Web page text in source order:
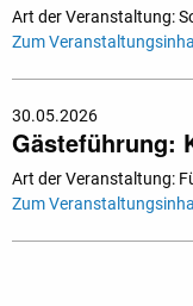
Art der Veranstaltung:
Zum
30.05.2026
Gästeführung:
Art der Veranstaltung:
Zum